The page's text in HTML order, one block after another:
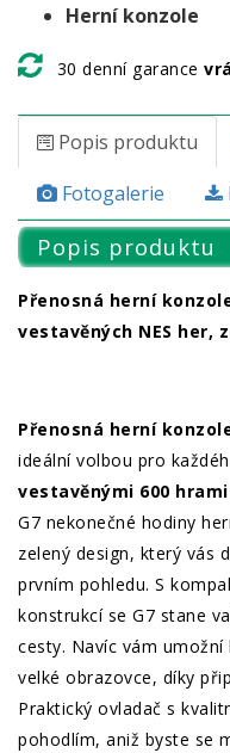
Herní konzole
30 denní garance
Popis produktu
Fotogalerie
Popis produktu
Přenosná herní
vestavěných NES her,
Přenosná herní
ideální volbou pro
vestavěnými 600 hrami
G7 nekonečné hodiny
zelený design, který vás
prvním pohledu. S
konstrukcí se G7 stane
cesty. Navíc vám
velké obrazovce, díky
Praktický ovladač s
pohodlím, aniž byste se